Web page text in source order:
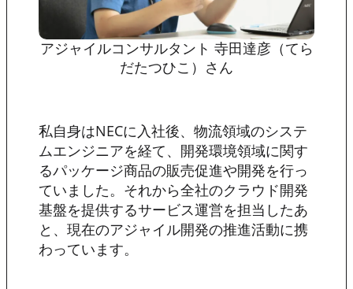
アジャイルコンサルタント 寺田達彦（てら
だたつひこ）さん
私自身はNECに入社後、物流領域のシステ
ムエンジニアを経て、開発環境領域に関す
るパッケージ商品の販売促進や開発を行っ
ていました。それから全社のクラウド開発
基盤を提供するサービス運営を担当したあ
と、現在のアジャイル開発の推進活動に携
わっています。